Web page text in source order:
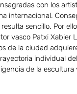
con los
internacional.
sencillo. Por
vasco Patxi Xabier
de la ciudad
individual
de la escultura